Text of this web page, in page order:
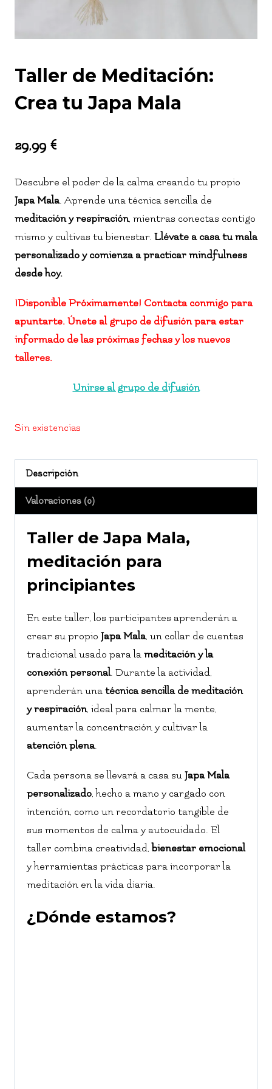
Taller de Meditación:
Crea tu Japa Mala
29,99 €
Descubre el poder de la calma creando tu propio
Japa Mala. Aprende una técnica sencilla de
meditación y respiración, mientras conectas contigo
mismo y cultivas tu bienestar. Llévate a casa tu mala
personalizado y comienza a practicar mindfulness
desde hoy.
¡Disponible Próximamente! Contacta conmigo para
apuntarte. Únete al grupo de difusión para estar
informado de las próximas fechas y los nuevos
talleres.
Unirse al grupo de difusión
Sin existencias
Descripción
Valoraciones (0)
Taller de Japa Mala,
meditación para
principiantes
En este taller, los participantes aprenderán a
crear su propio Japa Mala, un collar de cuentas
tradicional usado para la meditación y la
conexión personal. Durante la actividad,
aprenderán una técnica sencilla de meditación
y respiración, ideal para calmar la mente,
aumentar la concentración y cultivar la
atención plena.
Cada persona se llevará a casa su Japa Mala
personalizado, hecho a mano y cargado con
intención, como un recordatorio tangible de
sus momentos de calma y autocuidado. El
taller combina creatividad, bienestar emocional
y herramientas prácticas para incorporar la
meditación en la vida diaria.
¿Dónde estamos?